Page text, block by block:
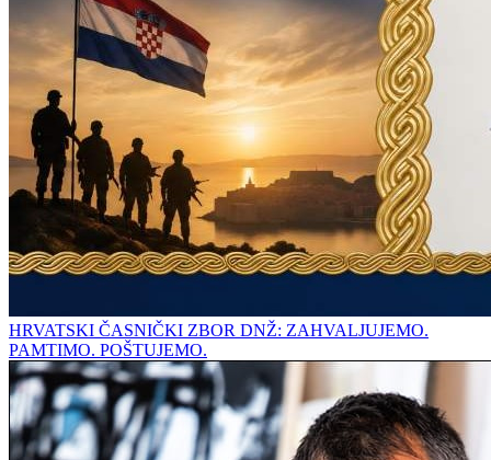
HRVATSKI ČASNIČKI ZBOR DNŽ: ZAHVALJUJEMO.
PAMTIMO. POŠTUJEMO.